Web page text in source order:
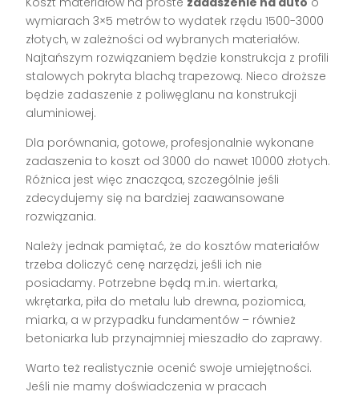
wymiarach 3×5 metrów to wydatek rzędu 1500-3000
złotych, w zależności od wybranych materiałów.
Najtańszym rozwiązaniem będzie konstrukcja z profili
stalowych pokryta blachą trapezową. Nieco droższe
będzie zadaszenie z poliwęglanu na konstrukcji
aluminiowej.
Dla porównania, gotowe, profesjonalnie wykonane
zadaszenia to koszt od 3000 do nawet 10000 złotych.
Różnica jest więc znacząca, szczególnie jeśli
zdecydujemy się na bardziej zaawansowane
rozwiązania.
Należy jednak pamiętać, że do kosztów materiałów
trzeba doliczyć cenę narzędzi, jeśli ich nie
posiadamy. Potrzebne będą m.in. wiertarka,
wkrętarka, piła do metalu lub drewna, poziomica,
miarka, a w przypadku fundamentów – również
betoniarka lub przynajmniej mieszadło do zaprawy.
Warto też realistycznie ocenić swoje umiejętności.
Jeśli nie mamy doświadczenia w pracach